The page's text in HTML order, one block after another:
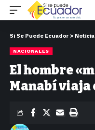
Si Se Puede Ecuador >
NACIONALES
El hombre
Manabí viaja